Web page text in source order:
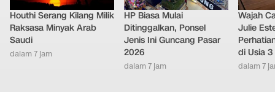
Houthi Serang Kilang Milik
Raksasa Minyak Arab
Saudi
dalam 7 jam
HP Biasa Mulai
Ditinggalkan, Ponsel
Jenis Ini Guncang Pasar
2026
dalam 7 jam
Wajah
Julie
di Usia 3
dalam 7